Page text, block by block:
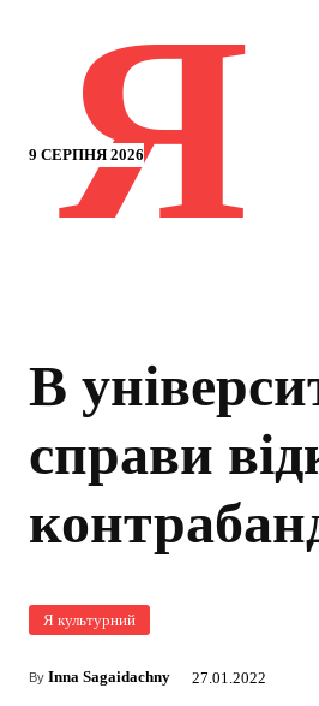
9 СЕРПНЯ 2026
Я
В
справи
Я культурний
By Inna Sagaidachny 27.01.2022